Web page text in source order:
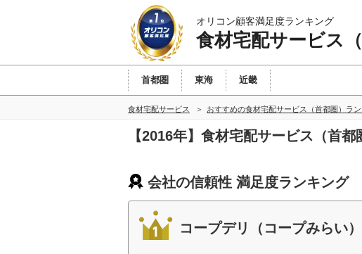
オリコン顧客満足度ランキング
食材宅配サービス（
首都圏 東海 近畿
食材宅配サービス おすすめの食材宅配サービス（首都圏）ラ
【2016年】食材宅配サービス（首
会社の信頼性 満足度ランキング
コープデリ（コープみらい）